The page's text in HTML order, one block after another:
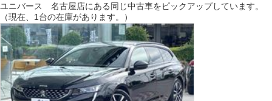
ユニバース 名古屋店にある同じ中古車をピックアップしています。
（現在、1台の在庫があります。）